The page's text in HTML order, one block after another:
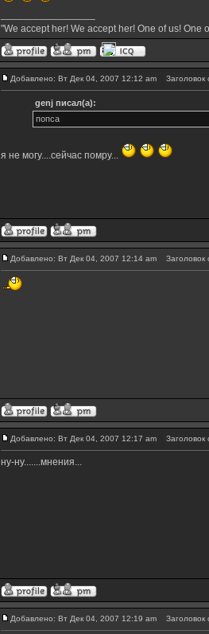
"We accept her! We accept her! One of us!
Добавлено: Вт Дек 04, 2007 12:12 am Заголовок
genj писал(а):
попса
я не могу....сейчас помру...
Добавлено: Вт Дек 04, 2007 12:14 am Заголовок
Добавлено: Вт Дек 04, 2007 12:17 am Заголовок
ну-ну.......мнения...
Добавлено: Вт Дек 04, 2007 12:19 am Заголовок